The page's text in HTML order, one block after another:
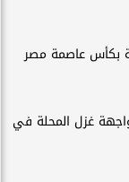
بكأس عاصمة مصر
غزل المحلة في